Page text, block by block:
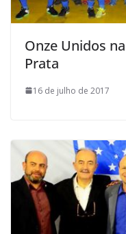
Onze Unidos
Prata
16 de julho de 2017